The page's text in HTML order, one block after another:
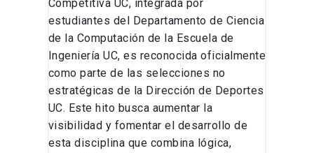
Competitiva UC, integrada por
estudiantes del Departamento de Ciencia
de la Computación de la Escuela de
Ingeniería UC, es reconocida oficialmente
como parte de las selecciones no
estratégicas de la Dirección de Deportes
UC. Este hito busca aumentar la
visibilidad y fomentar el desarrollo de
esta disciplina que combina lógica,